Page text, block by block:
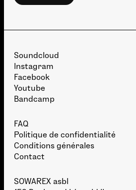
Soundcloud
Instagram
Facebook
Youtube
Bandcamp
FAQ
Politique de confidentialité
Conditions générales
Contact
SOWAREX asbl